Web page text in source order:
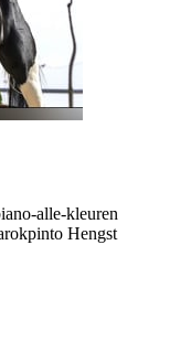
alle-kleuren
Hengst